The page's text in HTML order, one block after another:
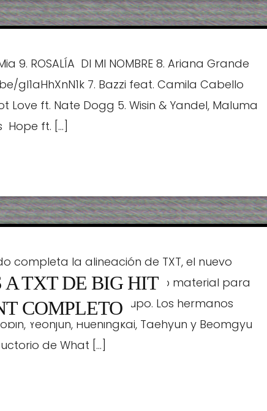
9. ROSALÍA  DI MI NOMBRE 8. Ariana Grande 
gl1aHhXnN1k 7. Bazzi feat. Camila Cabello 
Love ft. Nate Dogg 5. Wisin & Yandel, Maluma 
Hope ft. […]
A TXT DE BIG HIT
COMPLETO
completa la alineación de TXT, el nuevo
Enterteinment estrenó mucho material para
general del grupo. Los hermanos
Yeonjun, Hueningkai, Taehyun y Beomgyu
de What […]